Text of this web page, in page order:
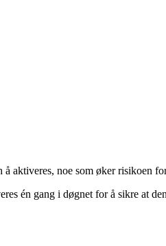
aktiveres, noe som øker risikoen
én gang i døgnet for å sikre at